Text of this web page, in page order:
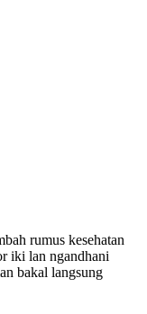
rumus kesehatan
iki lan ngandhani
bakal langsung